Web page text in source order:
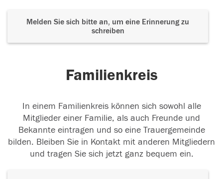
Melden Sie sich bitte an, um eine Erinnerung zu
schreiben
Familienkreis
In einem Familienkreis können sich sowohl alle
Mitglieder einer Familie, als auch Freunde und
Bekannte eintragen und so eine Trauergemeinde
bilden. Bleiben Sie in Kontakt mit anderen Mitgliedern
und tragen Sie sich jetzt ganz bequem ein.